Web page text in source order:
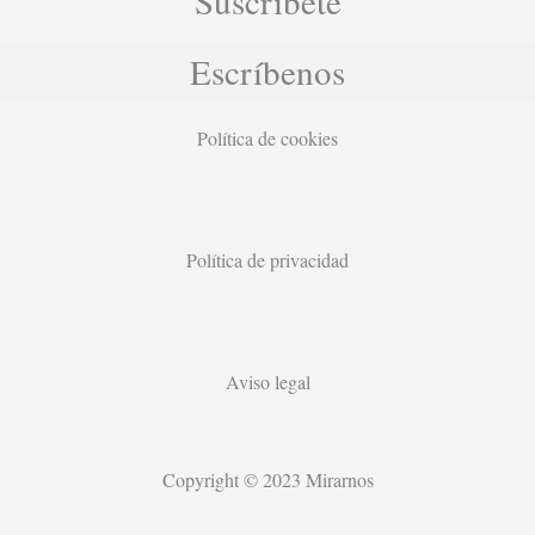
Escríbenos
Política de cookies
Política de privacidad
Aviso legal
Copyright © 2023 Mirarnos